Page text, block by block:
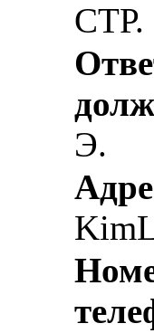
СТР.
Э.